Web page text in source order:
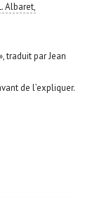
Albaret,
traduit par Jean
de l’expliquer.